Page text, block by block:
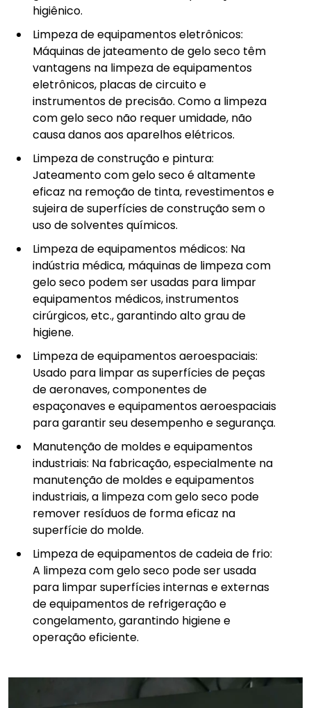
higiênico.
Limpeza de equipamentos eletrônicos:
Máquinas de jateamento de gelo seco têm
vantagens na limpeza de equipamentos
eletrônicos, placas de circuito e
instrumentos de precisão. Como a limpeza
com gelo seco não requer umidade, não
causa danos aos aparelhos elétricos.
Limpeza de construção e pintura:
Jateamento com gelo seco é altamente
eficaz na remoção de tinta, revestimentos e
sujeira de superfícies de construção sem o
uso de solventes químicos.
Limpeza de equipamentos médicos: Na
indústria médica, máquinas de limpeza com
gelo seco podem ser usadas para limpar
equipamentos médicos, instrumentos
cirúrgicos, etc., garantindo alto grau de
higiene.
Limpeza de equipamentos aeroespaciais:
Usado para limpar as superfícies de peças
de aeronaves, componentes de
espaçonaves e equipamentos aeroespaciais
para garantir seu desempenho e segurança.
Manutenção de moldes e equipamentos
industriais: Na fabricação, especialmente na
manutenção de moldes e equipamentos
industriais, a limpeza com gelo seco pode
remover resíduos de forma eficaz na
superfície do molde.
Limpeza de equipamentos de cadeia de frio:
A limpeza com gelo seco pode ser usada
para limpar superfícies internas e externas
de equipamentos de refrigeração e
congelamento, garantindo higiene e
operação eficiente.